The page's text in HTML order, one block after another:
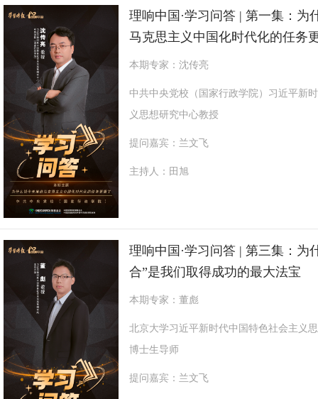
理响中国·学习问答 | 第一集：为
马克思主义中国化时代化的任务
本期专家：沈传亮
中共中央党校（国家行政学院）习近平新
义思想研究中心教授
提问嘉宾：兰文飞
主持人：田旭
理响中国·学习问答 | 第三集：为
合”是我们取得成功的最大法宝
本期专家：董彪
北京大学习近平新时代中国特色社会主义
博士生导师
提问嘉宾：兰文飞